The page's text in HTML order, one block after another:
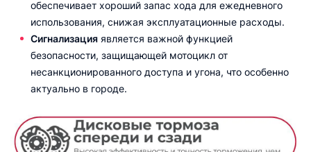
обеспечивает хороший запас хода для ежедневного
использования, снижая эксплуатационные расходы.
Сигнализация является важной функцией
безопасности, защищающей мотоцикл от
несанкционированного доступа и угона, что особенно
актуально в городе.